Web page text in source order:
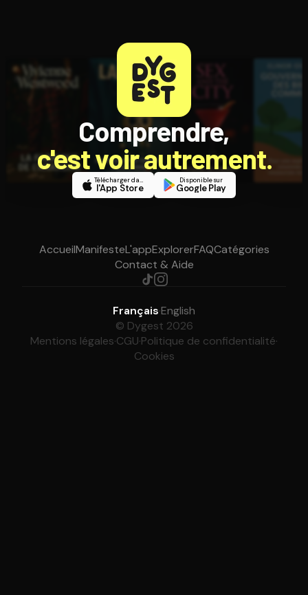
Comprendre,
c'est voir autrement.
Télécharger dans
l'App Store
Disponible sur
Google Play
AccueilManifesteL'appExplorerFAQCatégories
Contact & Aide
Français·English
© Dygest 2026
Mentions légales·CGU·Politique de confidentialité·
Cookies